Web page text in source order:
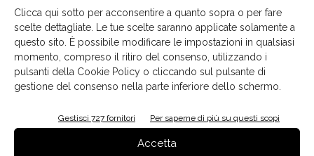
Clicca qui sotto per acconsentire a quanto sopra o per fare
scelte dettagliate. Le tue scelte saranno applicate solamente a
questo sito. È possibile modificare le impostazioni in qualsiasi
momento, compreso il ritiro del consenso, utilizzando i
pulsanti della Cookie Policy o cliccando sul pulsante di
gestione del consenso nella parte inferiore dello schermo.
Gestisci 727 fornitori Per saperne di più su questi scopi
Accetta
Il libro del mese